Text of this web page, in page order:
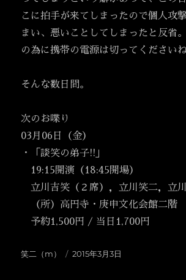
こに拍手が来てしまったので個人攻
まい、悪いことしてしまったと反省
の為に携帯の電源は切ってくださいね
そんな数日間。
次のお喋り
03月06日（金）
・「談笑の弟子!!」
19:15開演（18:45開場）
立川吉笑（２席），立川笑二，立
（所）高円寺・庚申文化会館二階
予約1,500円 / 当日1,700円
投
笑二（m）
投
2015年3月3日